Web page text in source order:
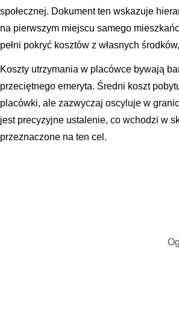
społecznej. Dokument ten wskazuje
na pierwszym miejscu samego
pełni pokryć kosztów z własnych
Koszty utrzymania w placówce bywają
przeciętnego emeryta. Średni koszt
placówki, ale zazwyczaj oscyluje w
jest precyzyjne ustalenie, co wchodzi w
przeznaczone na ten cel.